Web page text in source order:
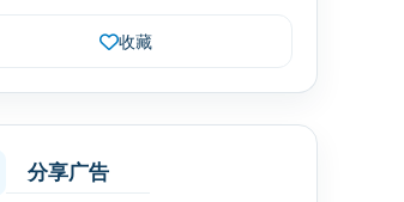
收藏
分享广告